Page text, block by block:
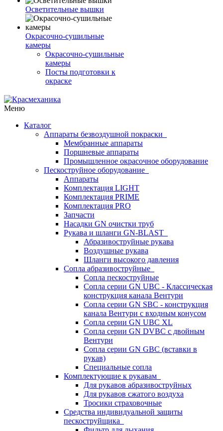
Осветительные вышки
Окрасочно-сушильные
камеры
Окрасочно-сушильные
камеры
Посты подготовки к
окраске
Меню
Каталог
Аппараты безвоздушной покраски
Мембранные аппараты
Поршневые аппараты
Промышленное окрасочное оборудование
Пескоструйное оборудование
Аппараты
Комплектация LIGHT
Комплектация PRIME
Комплектация PRO
Запчасти
Насадки GN очистки труб
Рукава и шланги GN-BLAST
Абразивоструйные рукава
Воздушные рукава
Шланги высокого давления
Сопла абразивоструйные
Сопла пескоструйные
Сопла серии GN UBC - Классическая
конструкция канала Вентури
Сопла серии GN SBC - конструкция
канала Вентури c входным конусом
Сопла серии GN UBC XL
Сопла серии GN DVBC с двойным
Вентури
Сопла серии GN GBC (вставки в
рукав)
Специальные сопла
Комплектующие к рукавам
Для рукавов абразивоструйных
Для рукавов сжатого воздуха
Тросики страховочные
Средства индивидуальной защиты
пескоструйщика